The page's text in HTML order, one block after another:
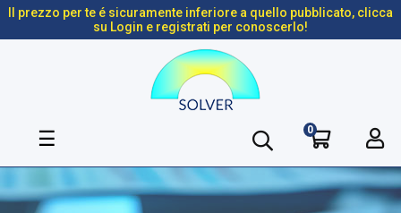
Il prezzo per te é sicuramente inferiore a quello pubblicato, clicca
su Login e registrati per conoscerlo!
navigazione
☰ 0